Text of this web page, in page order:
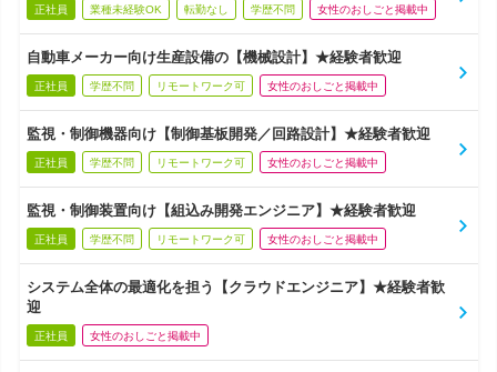
正社員 業種未経験OK 転勤なし 学歴不問 女性のおしごと掲載中
自動車メーカー向け生産設備の【機械設計】★経験者歓迎
正社員 学歴不問 リモートワーク可 女性のおしごと掲載中
監視・制御機器向け【制御基板開発／回路設計】★経験者歓迎
正社員 学歴不問 リモートワーク可 女性のおしごと掲載中
監視・制御装置向け【組込み開発エンジニア】★経験者歓迎
正社員 学歴不問 リモートワーク可 女性のおしごと掲載中
システム全体の最適化を担う【クラウドエンジニア】★経験者歓
迎
正社員 女性のおしごと掲載中